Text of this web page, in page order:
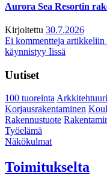
Aurora Sea Resortin
Kirjoitettu 30.7.2026
Ei kommentteja artikkeliin
käynnistyy Iissä
Uutiset
100 tuoreintaArkkitehtuuri
Korjausrakentaminen
Rakennustuote
Työelämä
Näkökulmat
Toimitukselta